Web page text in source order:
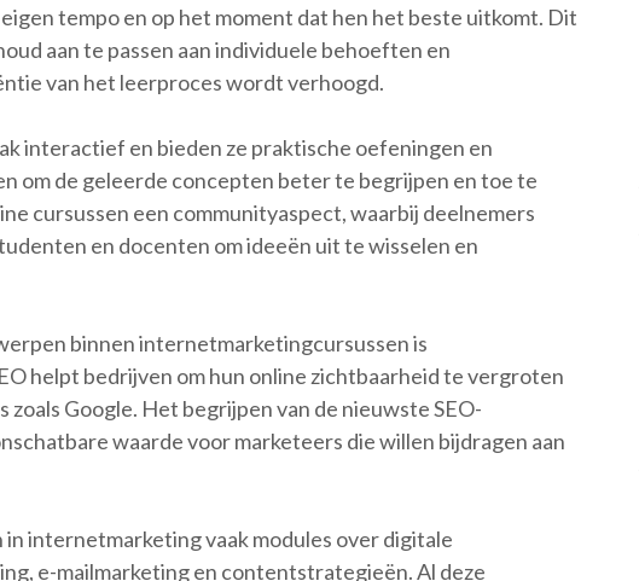
tempo en op het moment dat hen het beste uitkomt. Dit
aan te passen aan individuele behoeften en
van het leerproces wordt verhoogd.
interactief en bieden ze praktische oefeningen en
om de geleerde concepten beter te begrijpen en toe te
cursussen een communityaspect, waarbij deelnemers
en docenten om ideeën uit te wisselen en
binnen internetmarketingcursussen is
helpt bedrijven om hun online zichtbaarheid te vergroten
zoals Google. Het begrijpen van de nieuwste SEO-
waarde voor marketeers die willen bijdragen aan
internetmarketing vaak modules over digitale
e-mailmarketing en contentstrategieën. Al deze